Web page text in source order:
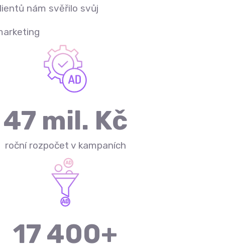
nám svěřilo svůj
roční rozpočet v kampaních
47 mil. Kč
17 400+